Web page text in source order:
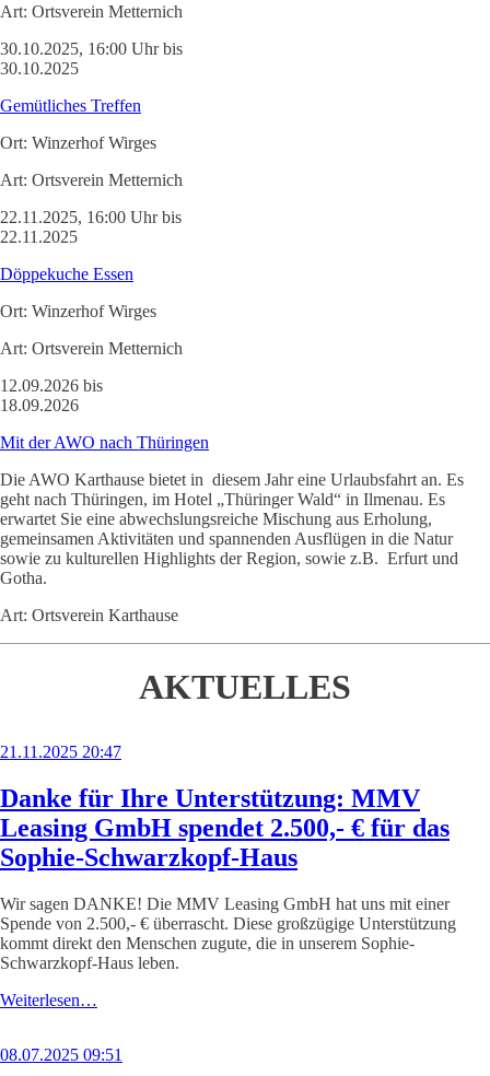
Art: Ortsverein Metternich
30.10.2025, 16:00 Uhr bis
30.10.2025
Gemütliches Treffen
Ort: Winzerhof Wirges
Art: Ortsverein Metternich
22.11.2025, 16:00 Uhr bis
22.11.2025
Döppekuche Essen
Ort: Winzerhof Wirges
Art: Ortsverein Metternich
12.09.2026 bis
18.09.2026
Mit der AWO nach Thüringen
Die AWO Karthause bietet in diesem Jahr eine Urlaubsfahrt an. Es
geht nach Thüringen, im Hotel „Thüringer Wald“ in Ilmenau. Es
erwartet Sie eine abwechslungsreiche Mischung aus Erholung,
gemeinsamen Aktivitäten und spannenden Ausflügen in die Natur
sowie zu kulturellen Highlights der Region, sowie z.B. Erfurt und
Gotha.
Art: Ortsverein Karthause
AKTUELLES
21.11.2025 20:47
Danke für Ihre Unterstützung: MMV
Leasing GmbH spendet 2.500,- € für das
Sophie-Schwarzkopf-Haus
Wir sagen DANKE! Die MMV Leasing GmbH hat uns mit einer
Spende von 2.500,- € überrascht. Diese großzügige Unterstützung
kommt direkt den Menschen zugute, die in unserem Sophie-
Schwarzkopf-Haus leben.
Weiterlesen…
08.07.2025 09:51